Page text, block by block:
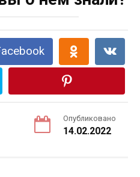
Опубликовано
14.02.2022